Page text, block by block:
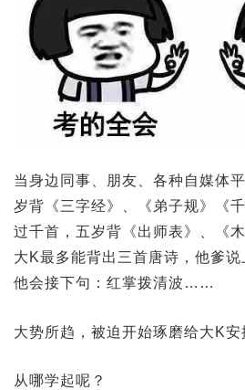
当身边同事、朋友、各种自媒体
岁背《三字经》、《弟子规》《
过千首，五岁背《出师表》、《
大K最多能背出三首唐诗，他爹说
他会接下句：红掌拨清波……
大势所趋，被迫开始琢磨给大K安
从哪学起呢？